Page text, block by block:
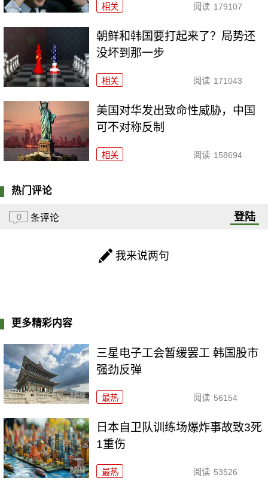
相关 阅读 179107
朝鲜和韩国要打起来了？局势还
没坏到那一步
相关 阅读 171043
美国对华发出致命性威胁，中国
可不对称反制
相关 阅读 158694
热门评论
0 条评论 登陆
我来说两句
更多精彩内容
三星电子工会暂缓罢工 韩国股市
强劲反弹
最热 阅读 56154
日本自卫队训练场爆炸事故致3死
1重伤
最热 阅读 53526